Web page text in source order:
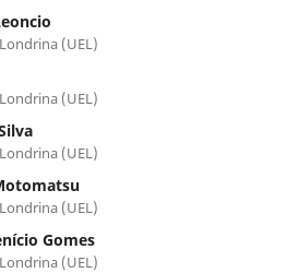
(UEL)
(UEL)
(UEL)
(UEL)
Gomes
(UEL)